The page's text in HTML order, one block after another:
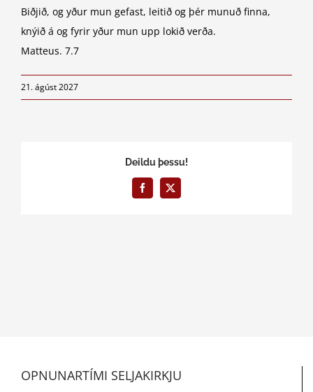
Biðjið, og yður mun gefast, leitið og þér munuð finna,
knýið á og fyrir yður mun upp lokið verða.
Matteus. 7.7
21. ágúst 2027
Deildu þessu!
Facebook
X
OPNUNARTÍMI SELJAKIRKJU